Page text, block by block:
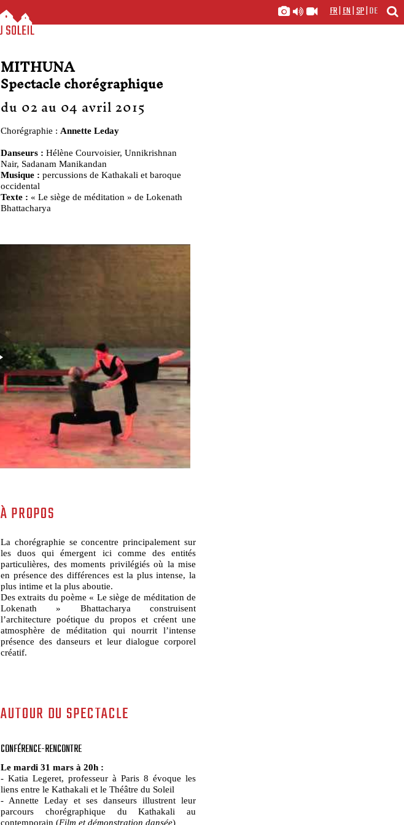
FR|EN|SP|DE
MITHUNA
Spectacle chorégraphique
du 02 au 04 avril 2015
Chorégraphie : Annette Leday
Danseurs : Hélène Courvoisier, Unnikrishnan
Nair, Sadanam Manikandan
Musique : percussions de Kathakali et baroque
occidental
Texte : « Le siège de méditation » de Lokenath
Bhattacharya
À PROPOS
La chorégraphie se concentre principalement sur
les duos qui émergent ici comme des entités
particulières, des moments privilégiés où la mise
en présence des différences est la plus intense, la
plus intime et la plus aboutie.
Des extraits du poème « Le siège de méditation de
Lokenath » Bhattacharya construisent
l’architecture poétique du propos et créent une
atmosphère de méditation qui nourrit l’intense
présence des danseurs et leur dialogue corporel
créatif.
AUTOUR DU SPECTACLE
CONFÉRENCE-RENCONTRE
Le mardi 31 mars à 20h :
- Katia Legeret, professeur à Paris 8 évoque les
liens entre le Kathakali et le Théâtre du Soleil
- Annette Leday et ses danseurs illustrent leur
parcours chorégraphique du Kathakali au
contemporain (Film et démonstration dansée)